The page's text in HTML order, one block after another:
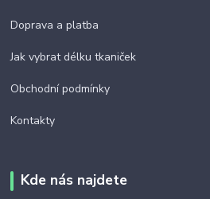
Doprava a platba
Jak vybrat délku tkaniček
Obchodní podmínky
Kontakty
Kde nás najdete